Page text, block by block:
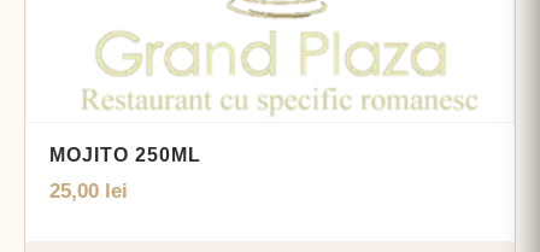
MOJITO 250ML
25,00 lei